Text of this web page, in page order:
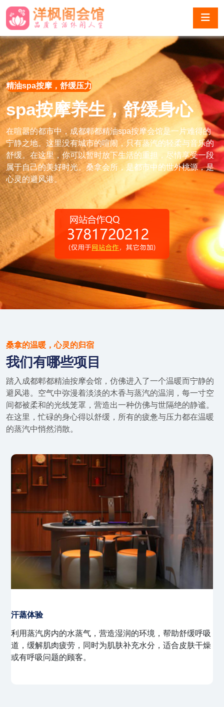
精油spa按摩，舒缓压力
spa按摩养生，舒缓身心
在喧嚣的都市中，成都郫都精油spa按摩会馆是一片难得的
宁静之地。这里没有城市的喧闹，只有蒸汽的轻柔与音乐的
舒缓。在这里，你可以暂时放下生活的重担，尽情享受一段
属于自己的美好时光。桑拿会所，是都市中的世外桃源，是
心灵的避风港。
桑拿的温暖，心灵的归宿
我们有哪些项目
踏入成都郫都精油按摩会馆，仿佛进入了一个温暖而宁静的
避风港。空气中弥漫着淡淡的木香与蒸汽的温润，每一寸空
间都被柔和的光线笼罩，营造出一种仿佛与世隔绝的静谧。
在这里，忙碌的身心得以舒缓，所有的疲惫与压力都在温暖
的蒸汽中悄然消散。
精油香薰桑拿
结合天然精油的香气与传统桑拿，通过蒸汽释放精油的芬
芳，舒缓身心，缓解压力，提升睡眠质量。